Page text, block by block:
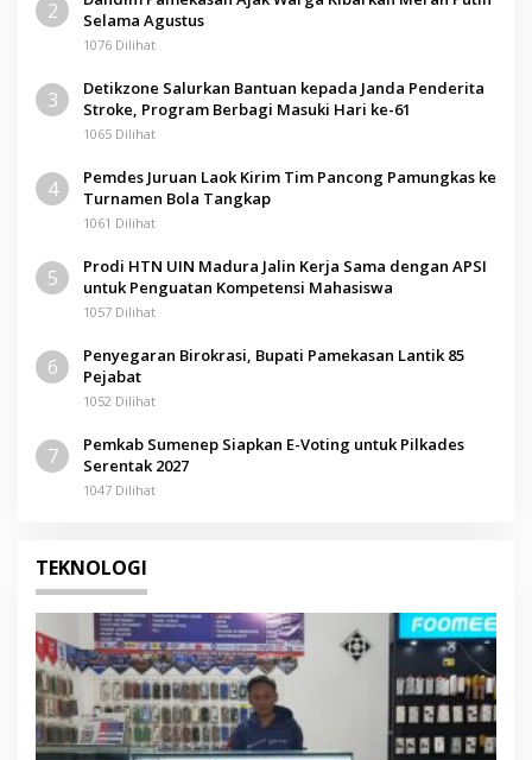
2
Selama Agustus
1076 Dilihat
3
Detikzone Salurkan Bantuan kepada Janda Penderita
Stroke, Program Berbagi Masuki Hari ke-61
1065 Dilihat
4
Pemdes Juruan Laok Kirim Tim Pancong Pamungkas ke
Turnamen Bola Tangkap
1061 Dilihat
5
Prodi HTN UIN Madura Jalin Kerja Sama dengan APSI
untuk Penguatan Kompetensi Mahasiswa
1057 Dilihat
6
Penyegaran Birokrasi, Bupati Pamekasan Lantik 85
Pejabat
1052 Dilihat
7
Pemkab Sumenep Siapkan E-Voting untuk Pilkades
Serentak 2027
1047 Dilihat
TEKNOLOGI